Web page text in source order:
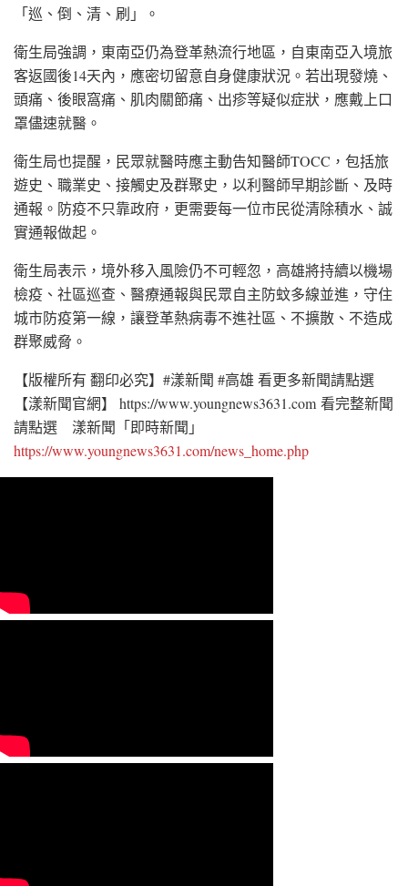
「巡、倒、清、刷」。
衛生局強調，東南亞仍為登革熱流行地區，自東南亞入境旅
客返國後14天內，應密切留意自身健康狀況。若出現發燒、
頭痛、後眼窩痛、肌肉關節痛、出疹等疑似症狀，應戴上口
罩儘速就醫。
衛生局也提醒，民眾就醫時應主動告知醫師TOCC，包括旅
遊史、職業史、接觸史及群聚史，以利醫師早期診斷、及時
通報。防疫不只靠政府，更需要每一位市民從清除積水、誠
實通報做起。
衛生局表示，境外移入風險仍不可輕忽，高雄將持續以機場
檢疫、社區巡查、醫療通報與民眾自主防蚊多線並進，守住
城市防疫第一線，讓登革熱病毒不進社區、不擴散、不造成
群聚威脅。
【版權所有 翻印必究】#漾新聞 #高雄 看更多新聞請點選
【漾新聞官網】 https://www.youngnews3631.com 看完整新聞
請點選 漾新聞「即時新聞」
https://www.youngnews3631.com/news_home.php